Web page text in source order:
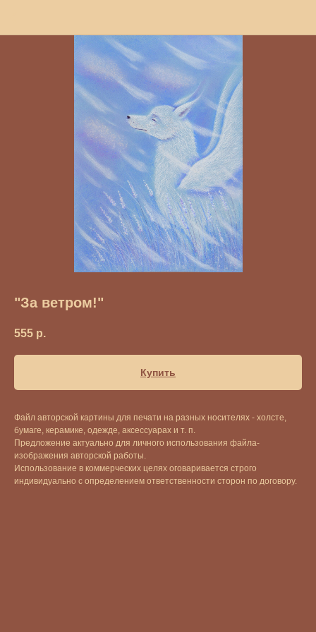
"За ветром!"
555 р.
Купить
Файл авторской картины для печати на разных носителях - холсте,
бумаге, керамике, одежде, аксессуарах и т. п.
Предложение актуально для личного использования файла-
изображения авторской работы.
Использование в коммерческих целях оговаривается строго
индивидуально с определением ответственности сторон по договору.